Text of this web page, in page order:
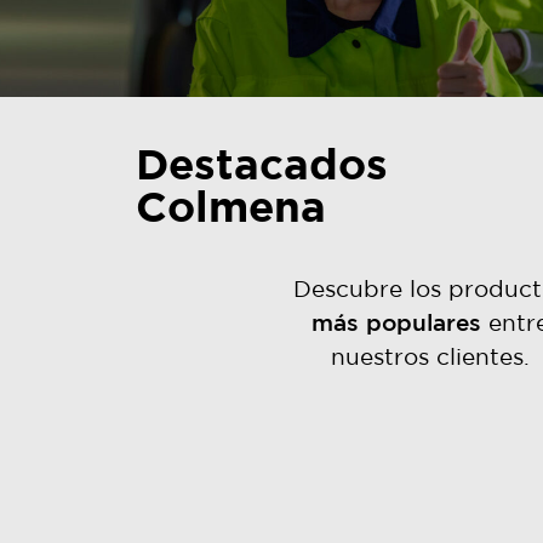
Destacados
Colmena
Descubre los
más populares
nuestros clientes.